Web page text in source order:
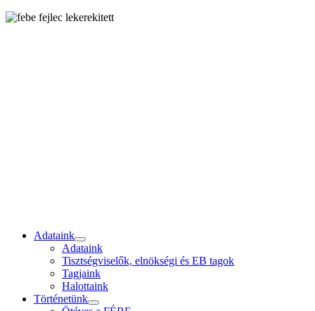
Adataink
Adataink
Tisztségviselők, elnökségi és EB tagok
Tagjaink
Halottaink
Történetünk